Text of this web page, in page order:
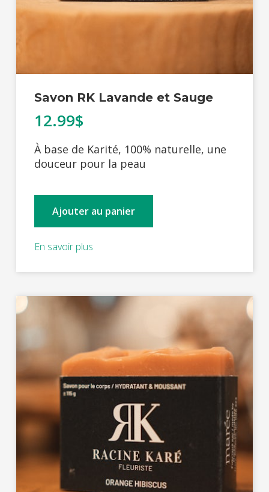
Savon RK Lavande et Sauge
12.99$
À base de Karité, 100% naturelle, une
douceur pour la peau
Ajouter au panier
En savoir plus